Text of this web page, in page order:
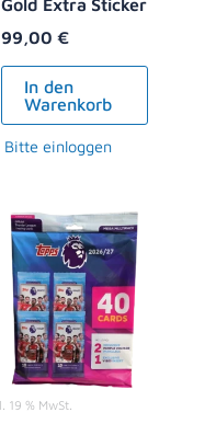
Gold Extra Sticker
99,00 €
In den
Warenkorb
Bitte einloggen
19 % MwSt.